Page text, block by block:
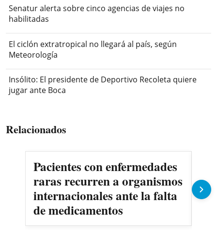
Senatur alerta sobre cinco agencias de viajes no
habilitadas
El ciclón extratropical no llegará al país, según
Meteorología
Insólito: El presidente de Deportivo Recoleta quiere
jugar ante Boca
Relacionados
Pacientes con enfermedades
raras recurren a organismos
internacionales ante la falta
de medicamentos
en